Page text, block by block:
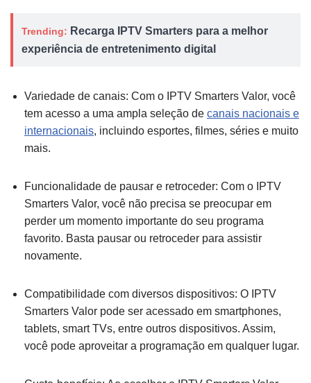
Trending: Recarga IPTV Smarters para a melhor
experiência de entretenimento digital
Variedade de canais: Com o IPTV Smarters Valor, você
tem acesso a uma ampla seleção de canais nacionais e
internacionais, incluindo esportes, filmes, séries e muito
mais.
Funcionalidade de pausar e retroceder: Com o IPTV
Smarters Valor, você não precisa se preocupar em
perder um momento importante do seu programa
favorito. Basta pausar ou retroceder para assistir
novamente.
Compatibilidade com diversos dispositivos: O IPTV
Smarters Valor pode ser acessado em smartphones,
tablets, smart TVs, entre outros dispositivos. Assim,
você pode aproveitar a programação em qualquer lugar.